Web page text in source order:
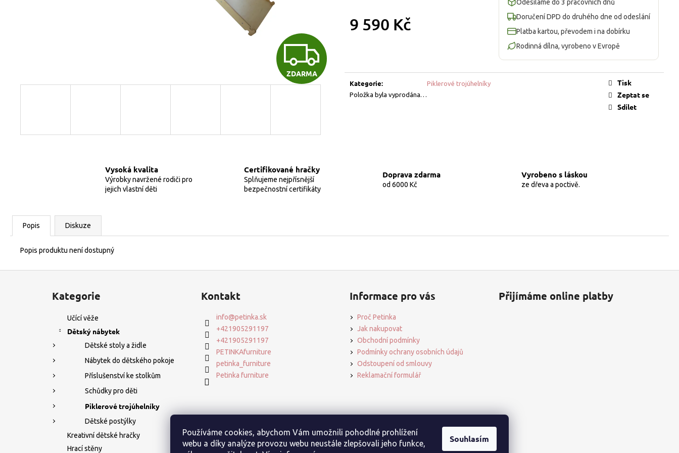
Používáme cookies, abychom Vám umožnili pohodlné prohlížení
webu a díky analýze provozu webu neustále zlepšovali jeho funkce,
Souhlasím
9 590 Kč
Odesíláme do 3 pracovních dnů
Doručení DPD do druhého dne od odeslání
Platba kartou, převodem i na dobírku
Rodinná dílna, vyrobeno v Evropě
Kategorie:
Piklerové trojúhelníky
Položka byla vyprodána…
Tisk
Zeptat se
Sdílet
Z
D
A
R
M
A
ZDARMA
Vysoká kvalita
Výrobky navržené rodiči pro
jejich vlastní děti
Certifikované hračky
Splňujeme nejpřísnější
bezpečnostní certifikáty
Doprava zdarma
od 6000 Kč
Vyrobeno s láskou
ze dřeva a poctivě.
Popis Diskuze
Popis produktu není dostupný
3 280 Kč
kategorie
Kategorie
Učící věže
Dětský nábytek
Dětské stoly a židle
Nábytek do dětského pokoje
Příslušenství ke stolkům
Schůdky pro děti
Piklerové trojúhelníky
Dětské postýlky
Kreativní dětské hračky
Hrací stěny
Kontakt
info@petinka.sk
+421905291197
+421905291197
PETINKAfurniture
petinka_furniture
Petinka furniture
Informace pro vás
Proč Petinka
Jak nakupovat
Obchodní podmínky
Podmínky ochrany osobních údajů
Odstoupení od smlouvy
Reklamační formulář
Přijímáme online platby